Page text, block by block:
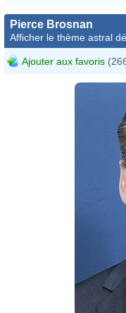
Pierce Brosnan
Afficher le thème astral
Ajouter aux favoris